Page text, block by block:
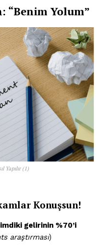
“Benim Yolum”
Yapılır (1)
Konuşsun!
gelirinin %70’i
araştırması)